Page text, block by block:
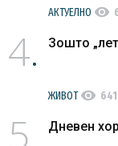
АКТУЕЛНО visibility
4 Зошто
ЖИВОТvisibility 641
5 Дневен